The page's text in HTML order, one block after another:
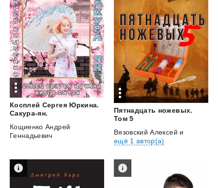
Косплей Сергея Юркина.
Сакура-ян.
Кощиенко Андрей
Геннадьевич
Пятнадцать ножевых.
Том 5
Вязовский Алексей и
ещё 1 автор(а)